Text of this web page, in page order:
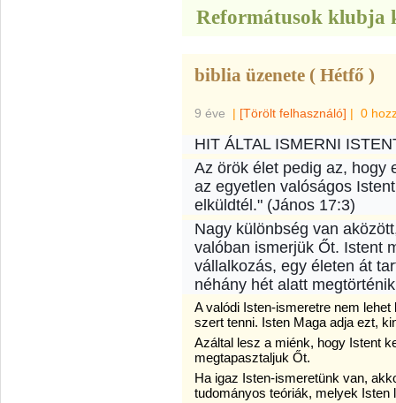
Reformátusok klubja
biblia üzenete ( Hétfő )
9 éve | [Törölt felhasználó] | 0
HIT ÁLTAL ISMERNI
Az örök élet pedig az, hogy
az egyetlen valóságos
elküldtél." (János 17:3)
Nagy különbség van
valóban ismerjük Őt. Istent
vállalkozás, egy életen át
néhány hét alatt
A valódi Isten-ismeretre nem
szert tenni. Isten Maga adja ezt,
Azáltal lesz a miénk, hogy Istent
megtapasztaljuk Őt.
Ha igaz Isten-ismeretünk van,
tudományos teóriák, melyek Isten